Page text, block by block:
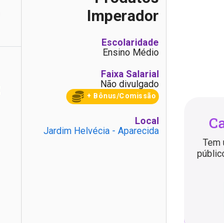
Imperador
Escolaridade
Ensino Médio
Faixa Salarial
Não divulgado
+ Bônus/Comissão
Local
Jardim Helvécia - Aparecida
Tem